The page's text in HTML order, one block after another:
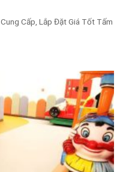
Cấp, Lắp Đặt Giá Tốt Tấm